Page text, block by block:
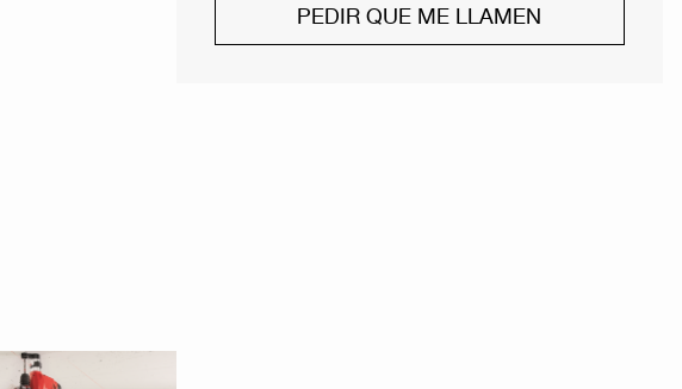
PEDIR QUE ME LLAMEN